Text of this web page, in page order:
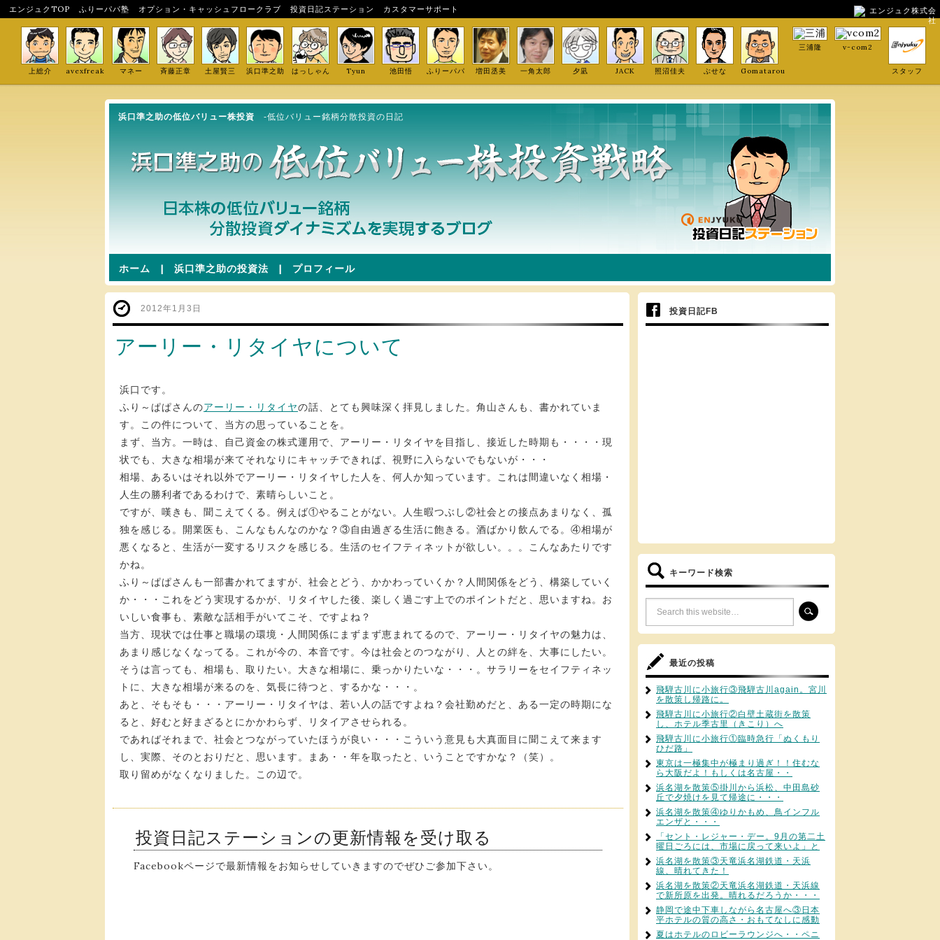
エンジュクTOP ふりーパパ塾 オプション・キャッシュフロークラブ 投資日記ステーション カスタマーサポート
エンジュク株式会
社
上総介 avexfreak マネー 斉藤正章 土屋賢三 浜口準之助 はっしゃん Tyun 池田悟 ふりーパパ 増田丞美 一角太郎 夕凪 JACK 照沼佳夫 ぶせな Gomatarou
三浦隆 v-com2
スタッフ
浜口準之助の低位バリュー株投資 -低位バリュー銘柄分散投資の日記
ホーム | 浜口準之助の投資法 | プロフィール
2012年1月3日
アーリー・リタイヤについて
浜口です。
ふり～ぱぱさんのアーリー・リタイヤの話、とても興味深く拝見しました。角山さんも、書かれていま
す。この件について、当方の思っていることを。
まず、当方。一時は、自己資金の株式運用で、アーリー・リタイヤを目指し、接近した時期も・・・・現
状でも、大きな相場が来てそれなりにキャッチできれば、視野に入らないでもないが・・・
相場、あるいはそれ以外でアーリー・リタイヤした人を、何人か知っています。これは間違いなく相場・
人生の勝利者であるわけで、素晴らしいこと。
ですが、嘆きも、聞こえてくる。例えば①やることがない。人生暇つぶし②社会との接点あまりなく、孤
独を感じる。開業医も、こんなもんなのかな？③自由過ぎる生活に飽きる。酒ばかり飲んでる。④相場が
悪くなると、生活が一変するリスクを感じる。生活のセイフティネットが欲しい。。。こんなあたりです
かね。
ふり～ぱぱさんも一部書かれてますが、社会とどう、かかわっていくか？人間関係をどう、構築していく
か・・・これをどう実現するかが、リタイヤした後、楽しく過ごす上でのポイントだと、思いますね。お
いしい食事も、素敵な話相手がいてこそ、ですよね？
当方、現状では仕事と職場の環境・人間関係にまずまず恵まれてるので、アーリー・リタイヤの魅力は、
あまり感じなくなってる。これが今の、本音です。今は社会とのつながり、人との絆を、大事にしたい。
そうは言っても、相場も、取りたい。大きな相場に、乗っかりたいな・・・。サラリーをセイフティネッ
トに、大きな相場が来るのを、気長に待つと、するかな・・・。
あと、そもそも・・・アーリー・リタイヤは、若い人の話ですよね？会社勤めだと、ある一定の時期にな
ると、好むと好まざるとにかかわらず、リタイアさせられる。
であればそれまで、社会とつながっていたほうが良い・・・こういう意見も大真面目に聞こえて来ます
し、実際、そのとおりだと、思います。まあ・・年を取ったと、いうことですかな？（笑）。
取り留めがなくなりました。この辺で。
投資日記ステーションの更新情報を受け取る
Facebookページで最新情報をお知らせしていきますのでぜひご参加下さい。
投資日記FB
キーワード検索
最近の投稿
飛騨古川に小旅行③飛騨古川again。宮川
を散策し帰路に。
飛騨古川に小旅行②白壁土蔵街を散策
し、ホテル季古里（きこり）へ
飛騨古川に小旅行①臨時急行「ぬくもり
ひだ路」
東京は一極集中が極まり過ぎ！！住むな
ら大阪だよ！もしくは名古屋・・
浜名湖を散策⑤掛川から浜松、中田島砂
丘で夕焼けを見て帰途に・・・
浜名湖を散策④ゆりかもめ、鳥インフル
エンザと・・・
「セント・レジャー・デー。9月の第二土
曜日ごろには、市場に戻って来いよ」と
浜名湖を散策③天竜浜名湖鉄道・天浜
線、晴れてきた！
浜名湖を散策②天竜浜名湖鉄道・天浜線
で新所原を出発。晴れるだろうか・・・
静岡で途中下車しながら名古屋へ③日本
平ホテルの質の高さ・おもてなしに感動
夏はホテルのロビーラウンジへ・・ペニ